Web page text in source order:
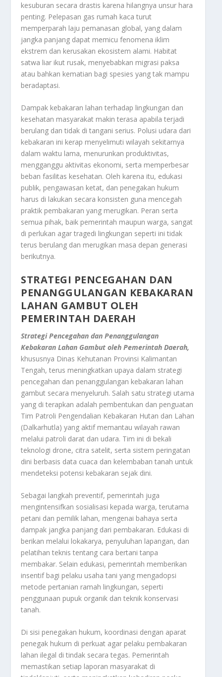
kesuburan secara drastis karena hilangnya unsur hara
penting. Pelepasan gas rumah kaca turut
memperparah laju pemanasan global, yang dalam
jangka panjang dapat memicu fenomena iklim
ekstrem dan kerusakan ekosistem alami. Habitat
satwa liar ikut rusak, menyebabkan migrasi paksa
atau bahkan kematian bagi spesies yang tak mampu
beradaptasi.
Dampak kebakaran lahan terhadap lingkungan dan
kesehatan masyarakat makin terasa apabila terjadi
berulang dan tidak di tangani serius. Polusi udara dari
kebakaran ini kerap menyelimuti wilayah sekitarnya
dalam waktu lama, menurunkan produktivitas,
mengganggu aktivitas ekonomi, serta memperbesar
beban fasilitas kesehatan. Oleh karena itu, edukasi
publik, pengawasan ketat, dan penegakan hukum
harus di lakukan secara konsisten guna mencegah
praktik pembakaran yang merugikan. Peran serta
semua pihak, baik pemerintah maupun warga, sangat
di perlukan agar tragedi lingkungan seperti ini tidak
terus berulang dan merugikan masa depan generasi
berikutnya.
STRATEGI PENCEGAHAN DAN
PENANGGULANGAN KEBAKARAN
LAHAN GAMBUT OLEH
PEMERINTAH DAERAH
Strategi Pencegahan dan Penanggulangan
Kebakaran Lahan Gambut oleh Pemerintah Daerah,
khususnya Dinas Kehutanan Provinsi Kalimantan
Tengah, terus meningkatkan upaya dalam strategi
pencegahan dan penanggulangan kebakaran lahan
gambut secara menyeluruh. Salah satu strategi utama
yang di terapkan adalah pembentukan dan penguatan
Tim Patroli Pengendalian Kebakaran Hutan dan Lahan
(Dalkarhutla) yang aktif memantau wilayah rawan
melalui patroli darat dan udara. Tim ini di bekali
teknologi drone, citra satelit, serta sistem peringatan
dini berbasis data cuaca dan kelembaban tanah untuk
mendeteksi potensi kebakaran sejak dini.
Sebagai langkah preventif, pemerintah juga
mengintensifkan sosialisasi kepada warga, terutama
petani dan pemilik lahan, mengenai bahaya serta
dampak jangka panjang dari pembakaran. Edukasi di
berikan melalui lokakarya, penyuluhan lapangan, dan
pelatihan teknis tentang cara bertani tanpa
membakar. Selain edukasi, pemerintah memberikan
insentif bagi pelaku usaha tani yang mengadopsi
metode pertanian ramah lingkungan, seperti
penggunaan pupuk organik dan teknik konservasi
tanah.
Di sisi penegakan hukum, koordinasi dengan aparat
penegak hukum di perkuat agar pelaku pembakaran
lahan ilegal di tindak secara tegas. Pemerintah
memastikan setiap laporan masyarakat di